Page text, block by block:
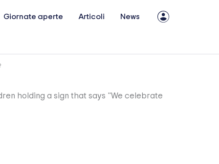
Giornate aperte Articoli News